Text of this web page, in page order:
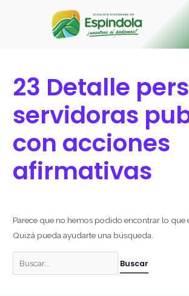
23 Detalle
servidoras
con acciones
afirmativas
Parece que no hemos podido encontrar lo que
Quizá pueda ayudarte una búsqueda.